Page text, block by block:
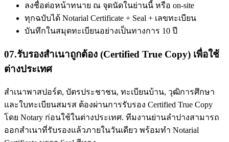
ลงชื่อต่อหน้าทนาย ณ จุดนัดในย่านนี้ หรือ on-site
ทุกฉบับได้ Notarial Certificate + Seal + เลขทะเบียน
บันทึกในสมุดทะเบียนอย่างเป็นทางการ 10 ปี
07.รับรองสำเนาถูกต้อง (Certified True Copy) เพื่อใช้
ต่างประเทศ
สำเนาพาสปอร์ต, บัตรประชาชน, ทะเบียนบ้าน, วุฒิการศึกษา
และใบทะเบียนสมรส ต้องผ่านการรับรอง Certified True Copy
โดย Notary ก่อนใช้ในต่างประเทศ. ทีมงานย่านลำปางสามารถ
ออกสำเนาที่รับรองแล้วภายในวันเดียว พร้อมทำ Notarial